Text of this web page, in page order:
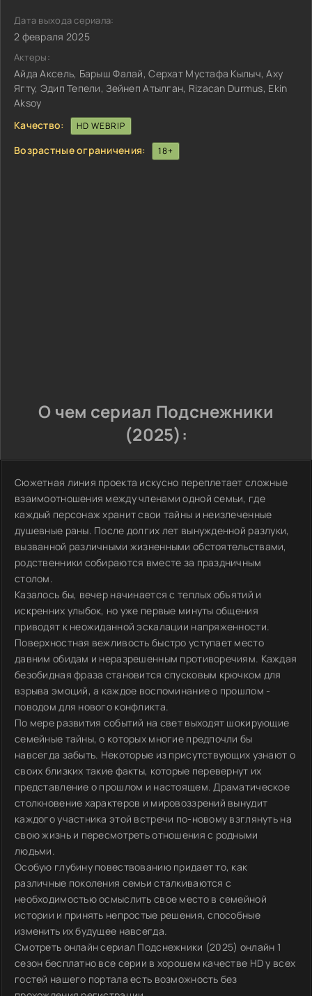
Дата выхода сериала:
2 февраля 2025
Актеры:
Айда Аксель, Барыш Фалай, Серхат Мустафа Кылыч, Аху
Ягту, Эдип Тепели, Зейнеп Атылган, Rizacan Durmus, Ekin
Aksoy
Качество:
HD WEBRIP
Возрастные ограничения: 18+
О чем сериал Подснежники
(2025):
Сюжетная линия проекта искусно переплетает сложные
взаимоотношения между членами одной семьи, где
каждый персонаж хранит свои тайны и неизлеченные
душевные раны. После долгих лет вынужденной разлуки,
вызванной различными жизненными обстоятельствами,
родственники собираются вместе за праздничным
столом.
Казалось бы, вечер начинается с теплых объятий и
искренних улыбок, но уже первые минуты общения
приводят к неожиданной эскалации напряженности.
Поверхностная вежливость быстро уступает место
давним обидам и неразрешенным противоречиям. Каждая
безобидная фраза становится спусковым крючком для
взрыва эмоций, а каждое воспоминание о прошлом -
поводом для нового конфликта.
По мере развития событий на свет выходят шокирующие
семейные тайны, о которых многие предпочли бы
навсегда забыть. Некоторые из присутствующих узнают о
своих близких такие факты, которые перевернут их
представление о прошлом и настоящем. Драматическое
столкновение характеров и мировоззрений вынудит
каждого участника этой встречи по-новому взглянуть на
свою жизнь и пересмотреть отношения с родными
людьми.
Особую глубину повествованию придает то, как
различные поколения семьи сталкиваются с
необходимостью осмыслить свое место в семейной
истории и принять непростые решения, способные
изменить их будущее навсегда.
Смотреть онлайн сериал Подснежники (2025) онлайн 1
сезон бесплатно все серии в хорошем качестве HD у всех
гостей нашего портала есть возможность без